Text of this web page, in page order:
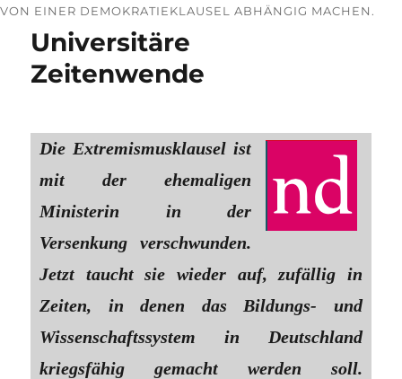
VON EINER DEMOKRATIEKLAUSEL ABHÄNGIG MACHEN.
Universitäre
Zeitenwende
Die Extremismusklausel ist
mit der ehemaligen
Ministerin in der
Versenkung verschwunden.
Jetzt taucht sie wieder auf, zufällig in
Zeiten, in denen das Bildungs- und
Wissenschaftssystem in Deutschland
kriegsfähig gemacht werden soll.